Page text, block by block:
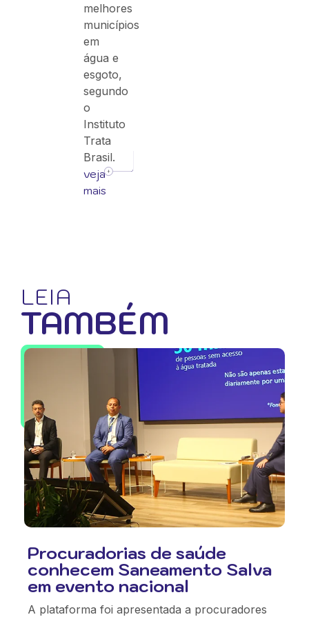
melhores
municípios
em
água e
esgoto,
segundo
o
Instituto
Trata
Brasil.
veja
mais
LEIA
TAMBÉM
Procuradorias de saúde
conhecem Saneamento Salva
em evento nacional
A plataforma foi apresentada a procuradores